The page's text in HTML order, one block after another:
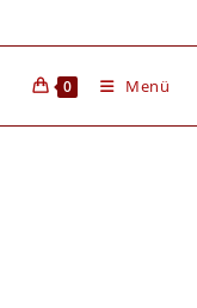
0 Menü